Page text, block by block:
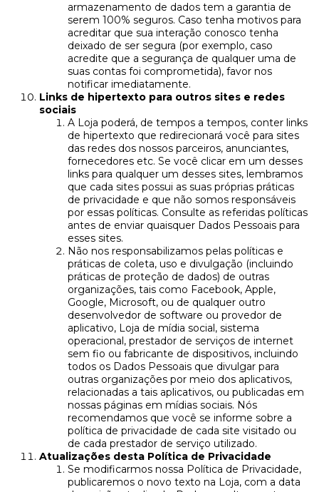
armazenamento de dados tem a garantia de
serem 100% seguros. Caso tenha motivos para
acreditar que sua interação conosco tenha
deixado de ser segura (por exemplo, caso
acredite que a segurança de qualquer uma de
suas contas foi comprometida), favor nos
notificar imediatamente.
Links de hipertexto para outros sites e redes
sociais
A Loja poderá, de tempos a tempos, conter links
de hipertexto que redirecionará você para sites
das redes dos nossos parceiros, anunciantes,
fornecedores etc. Se você clicar em um desses
links para qualquer um desses sites, lembramos
que cada sites possui as suas próprias práticas
de privacidade e que não somos responsáveis
por essas políticas. Consulte as referidas políticas
antes de enviar quaisquer Dados Pessoais para
esses sites.
Não nos responsabilizamos pelas políticas e
práticas de coleta, uso e divulgação (incluindo
práticas de proteção de dados) de outras
organizações, tais como Facebook, Apple,
Google, Microsoft, ou de qualquer outro
desenvolvedor de software ou provedor de
aplicativo, Loja de mídia social, sistema
operacional, prestador de serviços de internet
sem fio ou fabricante de dispositivos, incluindo
todos os Dados Pessoais que divulgar para
outras organizações por meio dos aplicativos,
relacionadas a tais aplicativos, ou publicadas em
nossas páginas em mídias sociais. Nós
recomendamos que você se informe sobre a
política de privacidade de cada site visitado ou
de cada prestador de serviço utilizado.
Atualizações desta Política de Privacidade
Se modificarmos nossa Política de Privacidade,
publicaremos o novo texto na Loja, com a data